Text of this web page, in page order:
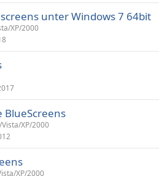
unter Windows 7 64bit
XP/2000
BlueScreens
XP/2000
XP/2000